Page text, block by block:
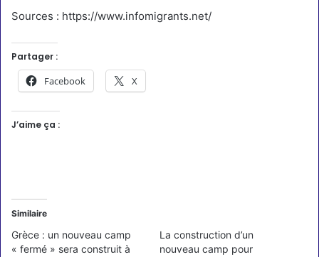
Sources : https://www.infomigrants.net/
Partager :
Facebook X
J’aime ça :
Similaire
Grèce : un nouveau camp
« fermé » sera construit à
La construction d’un
nouveau camp pour